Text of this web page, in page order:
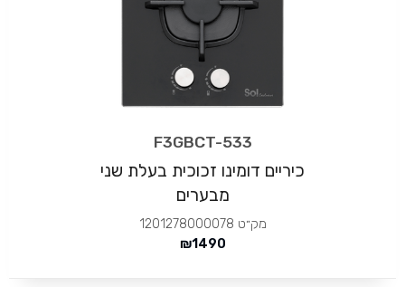
F3GBCT-533
כיריים דומינו זכוכית בעלת שני
מבערים
מק״ט 1201278000078
1490
₪